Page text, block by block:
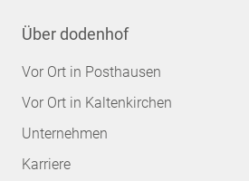
Über dodenhof
Vor Ort in Posthausen
Vor Ort in Kaltenkirchen
Unternehmen
Karriere